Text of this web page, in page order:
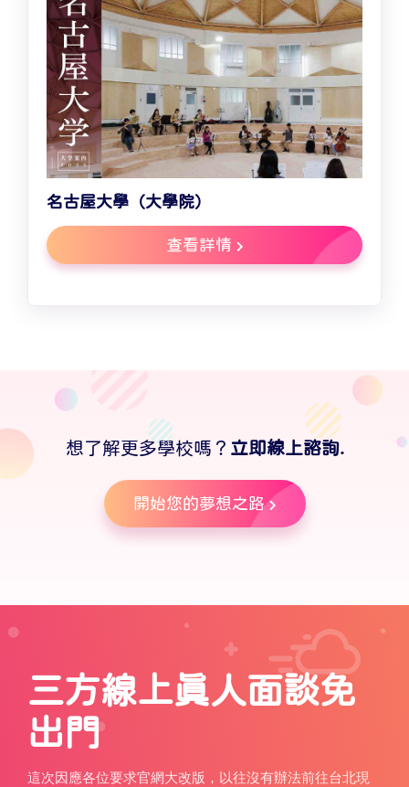
名古屋大學（大學院）
查看詳情
想了解更多學校嗎？ 立即線上諮詢.
開始您的夢想之路
三方線上真人面談免
出門
這次因應各位要求官網大改版，以往沒有辦法前往台北現